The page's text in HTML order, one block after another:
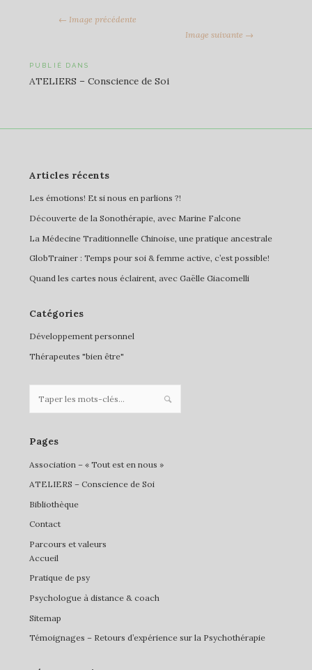
← Image précédente
Image suivante →
Navigation
de
PUBLIÉ DANS
ATELIERS – Conscience de Soi
Articles récents
Les émotions! Et si nous en parlions ?!
Découverte de la Sonothérapie, avec Marine Falcone
La Médecine Traditionnelle Chinoise, une pratique ancestrale
GlobTrainer : Temps pour soi & femme active, c’est possible!
Quand les cartes nous éclairent, avec Gaëlle Giacomelli
Catégories
Développement personnel
Thérapeutes "bien être"
Pages
Association – « Tout est en nous »
ATELIERS – Conscience de Soi
Bibliothèque
Contact
Parcours et valeurs
Accueil
Pratique de psy
Psychologue à distance & coach
Sitemap
Témoignages – Retours d’expérience sur la Psychothérapie